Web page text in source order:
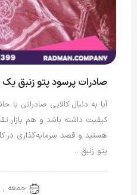
صادرات پرسود پتو زنبق یک
آیا به دنبال کالایی صادراتی
کیفیت داشته باشد و هم بازار
هستید و قصد سرمایه‌گذاری در
پتو زنبق…
جمعه , 16 می 2025